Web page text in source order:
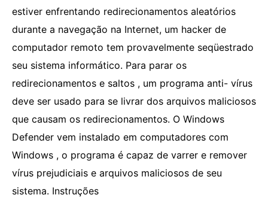
estiver enfrentando redirecionamentos aleatórios
durante a navegação na Internet, um hacker de
computador remoto tem provavelmente seqüestrado
seu sistema informático. Para parar os
redirecionamentos e saltos , um programa anti- vírus
deve ser usado para se livrar dos arquivos maliciosos
que causam os redirecionamentos. O Windows
Defender vem instalado em computadores com
Windows , o programa é capaz de varrer e remover
vírus prejudiciais e arquivos maliciosos de seu
sistema. Instruções